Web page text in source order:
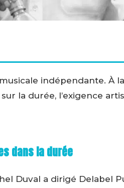
indépendante. À
la durée, l’exigence
dans la durée
Duval a dirigé Delabel